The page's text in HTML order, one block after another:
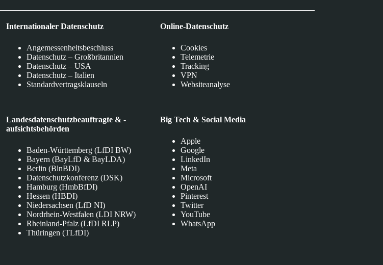
Internationaler Datenschutz
Angemessenheitsbeschluss
Datenschutz – Großbritannien
Datenschutz – USA
Datenschutz – Italien
Standardvertragsklauseln
Landesdatenschutzbeauftragte & -
aufsichtsbehörden
Baden-Württemberg (LfDI BW)
Bayern (BayLfD & BayLDA)
Berlin (BlnBDI)
Datenschutzkonferenz (DSK)
Hamburg (HmbBfDI)
Hessen (HBDI)
Niedersachsen (LfD NI)
Nordrhein-Westfalen (LDI NRW)
Rheinland-Pfalz (LfDI RLP)
Thüringen (TLfDI)
Online-Datenschutz
Cookies
Telemetrie
Tracking
VPN
Websiteanalyse
Big Tech & Social Media
Apple
Google
LinkedIn
Meta
Microsoft
OpenAI
Pinterest
Twitter
YouTube
WhatsApp